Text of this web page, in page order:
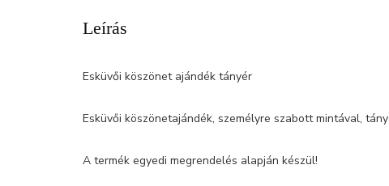
Leírás
Esküvői köszönet ajándék tányér
Esküvői köszönetajándék, személyre szabott mintával,
A termék egyedi megrendelés alapján készül!